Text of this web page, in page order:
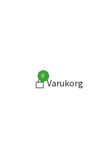
0
Varukorg